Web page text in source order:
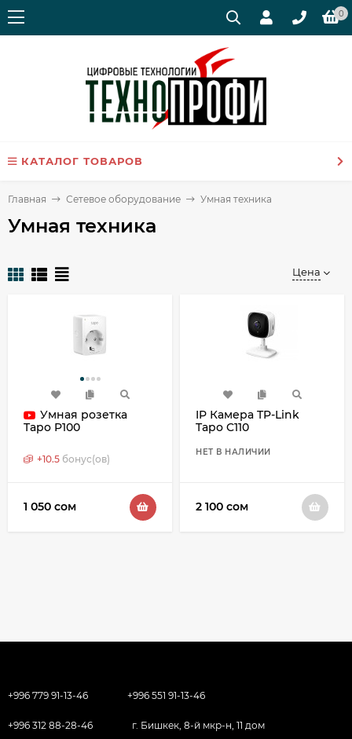
0
КАТАЛОГ ТОВАРОВ
Главная Сетевое оборудование Умная техника
Умная техника
Цена
Умная розетка
Tapo P100
+10.5 бонус(ов)
1 050 сом
IP Камера TP-Link
Tapo C110
НЕТ В НАЛИЧИИ
2 100 сом
+996 779 91-13-46 +996 551 91-13-46
+996 312 88-28-46 г. Бишкек, 8-й мкр-н, 11 дом